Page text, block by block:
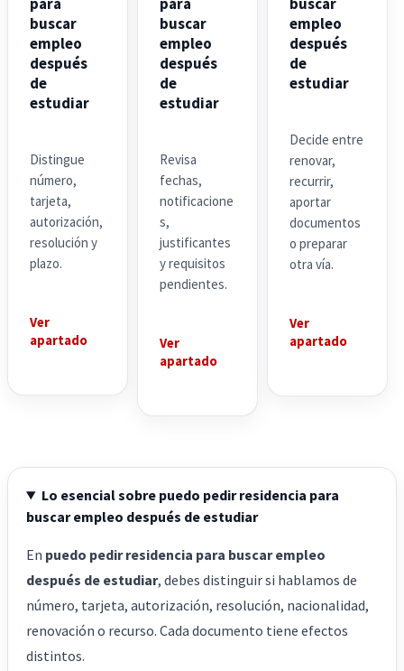
buscar
empleo
después
de
estudiar
Distingue
número,
tarjeta,
autorización,
resolución y
plazo.
Ver
apartado
buscar
empleo
después
de
estudiar
Revisa
fechas,
notificacione
s,
justificantes
y requisitos
pendientes.
Ver
apartado
empleo
después
de
estudiar
Decide entre
renovar,
recurrir,
aportar
documentos
o preparar
otra vía.
Ver
apartado
Lo esencial sobre puedo pedir residencia para
buscar empleo después de estudiar
En puedo pedir residencia para buscar empleo
después de estudiar, debes distinguir si hablamos de
número, tarjeta, autorización, resolución, nacionalidad,
renovación o recurso. Cada documento tiene efectos
distintos.